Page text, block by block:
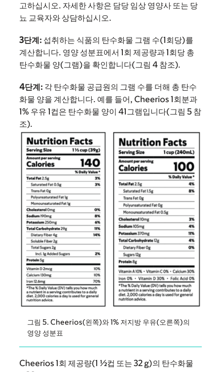
고하십시오. 자세한 사항은 담당 임상 영양사 또는 당
뇨 교육자와 상담하십시오.
3단계: 섭취하는 식품의 탄수화물 그램 수(1회당)를
계산합니다. 영양 성분표에서 1회 제공량과 1회당 총
탄수화물 양(그램)을 확인합니다(그림 4 참조).
4단계: 각 탄수화물 공급원의 그램 수를 더해 총 탄수
화물 양을 계산합니다. 예를 들어, Cheerios 1회분과
1% 우유 1컵은 탄수화물 양이 41그램입니다(그림 5 참
조).
그림 5. Cheerios(왼쪽)와 1% 저지방 우유(오른쪽)의
영양 성분표
Cheerios 1회 제공량(1 ½컵 또는 32 g)의 탄수화물